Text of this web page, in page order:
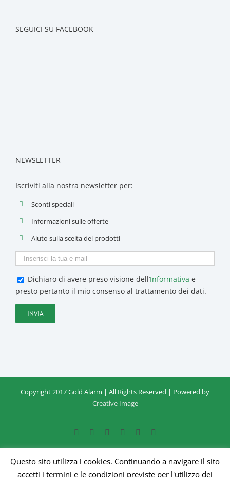
SEGUICI SU FACEBOOK
NEWSLETTER
Iscriviti alla nostra newsletter per:
Sconti speciali
Informazioni sulle offerte
Aiuto sulla scelta dei prodotti
Dichiaro di avere preso visione dell’Informativa e
presto pertanto il mio consenso al trattamento dei dati.
Copyright 2017 Gold Alarm | All Rights Reserved | Powered by
Creative Image
FacebookGoogle+Instagram
TwitterYouTube
Questo sito utilizza i cookies. Continuando a navigare il sito
accetti i termini e le condizioni previste per l'utilizzo dei